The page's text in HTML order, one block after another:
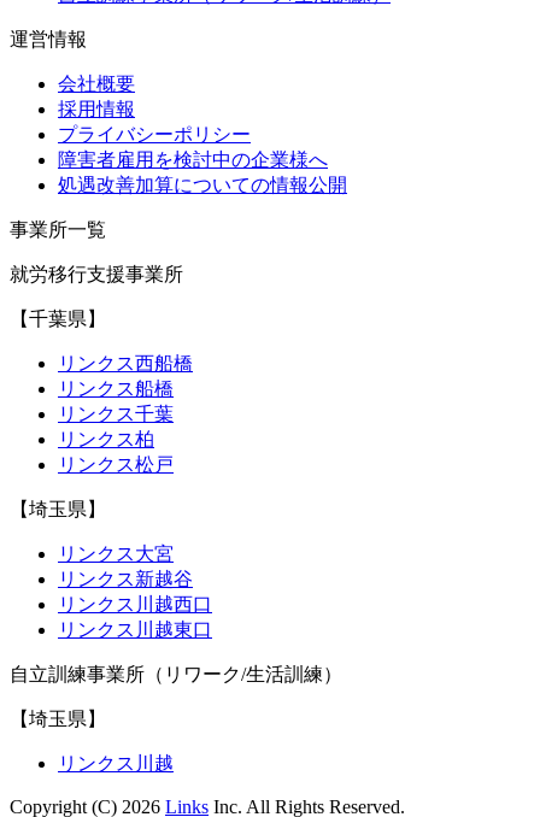
運営情報
会社概要
採用情報
プライバシーポリシー
障害者雇用を検討中の企業様へ
処遇改善加算についての情報公開
事業所一覧
就労移行支援事業所
【千葉県】
リンクス西船橋
リンクス船橋
リンクス千葉
リンクス柏
リンクス松戸
【埼玉県】
リンクス大宮
リンクス新越谷
リンクス川越西口
リンクス川越東口
自立訓練事業所（リワーク/生活訓練）
【埼玉県】
リンクス川越
Copyright (C) 2026 Links Inc. All Rights Reserved.